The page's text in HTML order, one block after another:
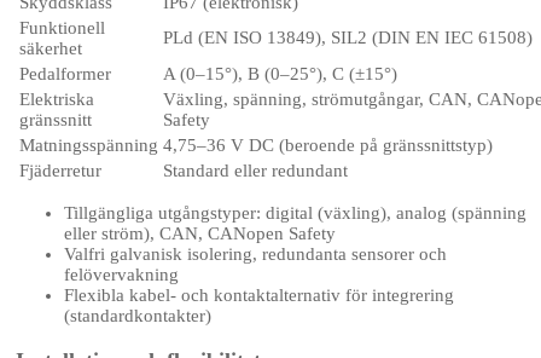
Funktionell
säkerhet
PLd (EN ISO 13849), SIL2 (DIN EN IEC 61508)
Pedalformer
A (0–15°), B (0–25°), C (±15°)
Elektriska
gränssnitt
Växling, spänning, strömutgångar, CAN,
Safety
Matningsspänning 4,75–36 V DC (beroende på gränssnittstyp)
Fjäderretur
Standard eller redundant
Tillgängliga utgångstyper: digital (växling), analog (spänning
eller ström), CAN, CANopen Safety
Valfri galvanisk isolering, redundanta sensorer och
felövervakning
Flexibla kabel- och kontaktalternativ för integrering
(standardkontakter)